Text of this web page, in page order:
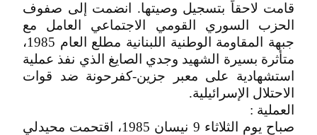
قامت لاحقاً بتسجيل وصيتها. انضمت إلى صفوف
الحزب السوري القومي الاجتماعي العامل مع
جبهة المقاومة الوطنية اللبنانية مطلع العام 1985،
متأثرة بسيرة الشهيد وجدي الصايغ الذي نفذ عملية
استشهادية على معبر جزين-كفرحونة ضد قوات
الاحتلال الإسرائيلية.
العملية :
صباح يوم الثلاثاء 9 نيسان 1985، اقتحمت محيدلي